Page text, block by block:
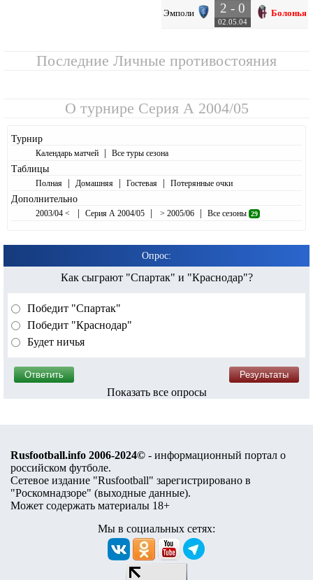
Эмполи 2 - 0
02.05.04
Болонья
Последние Личные противостояния
О турнире Серия А 2004/05
Турнир
Календарь матчей | Все туры сезона
Таблицы
Полная | Домашняя | Гостевая | Потерянные очки
Дополнительно
2003/04 < | Серия А 2004/05 | > 2005/06 | Все сезоны 29
Опрос:
Как сыграют "Спартак" и "Краснодар"?
Победит "Спартак"
Победит "Краснодар"
Будет ничья
Показать все опросы
Rusfootball.info 2006-2024© - информационный портал о
российском футболе.
Сетевое издание "Rusfootball" зарегистрировано в
"Роскомнадзоре" (выходные данные).
Может содержать материалы 18+
Мы в социальных сетях: